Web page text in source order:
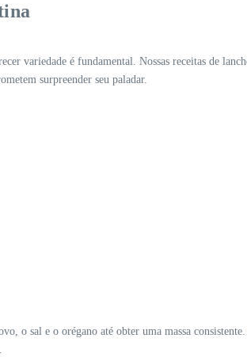
variedade é fundamental. Nossas receitas de
surpreender seu paladar.
o sal e o orégano até obter uma massa consistente.